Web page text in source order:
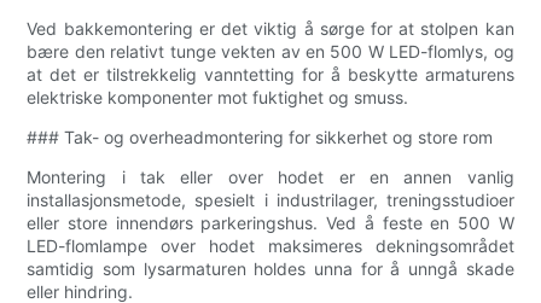
Ved bakkemontering er det viktig å sørge for at stolpen kan
bære den relativt tunge vekten av en 500 W LED-flomlys, og
at det er tilstrekkelig vanntetting for å beskytte armaturens
elektriske komponenter mot fuktighet og smuss.
### Tak- og overheadmontering for sikkerhet og store rom
Montering i tak eller over hodet er en annen vanlig
installasjonsmetode, spesielt i industrilager, treningsstudioer
eller store innendørs parkeringshus. Ved å feste en 500 W
LED-flomlampe over hodet maksimeres dekningsområdet
samtidig som lysarmaturen holdes unna for å unngå skade
eller hindring.